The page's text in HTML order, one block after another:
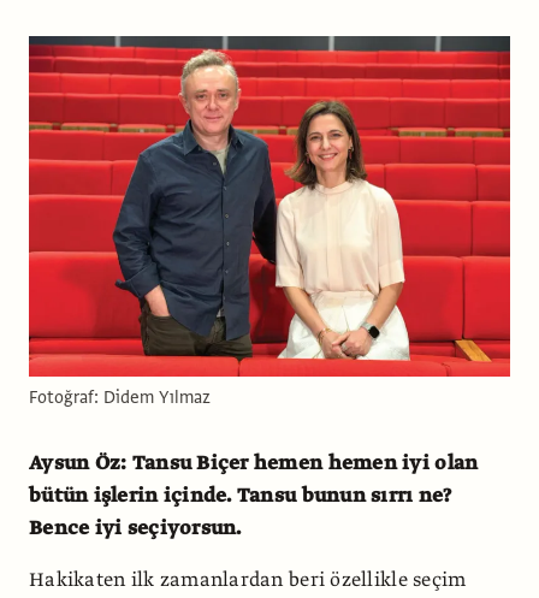
Fotoğraf: Didem Yılmaz
Aysun Öz: Tansu Biçer hemen hemen iyi olan
bütün işlerin içinde. Tansu bunun sırrı ne?
Bence iyi seçiyorsun.
Hakikaten ilk zamanlardan beri özellikle seçim